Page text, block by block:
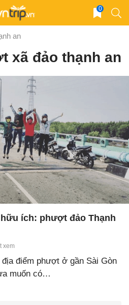
0
an
xã đảo thạnh an
ích: phượt đảo Thạnh
xem
điểm phượt ở gần Sài Gòn
muốn có…